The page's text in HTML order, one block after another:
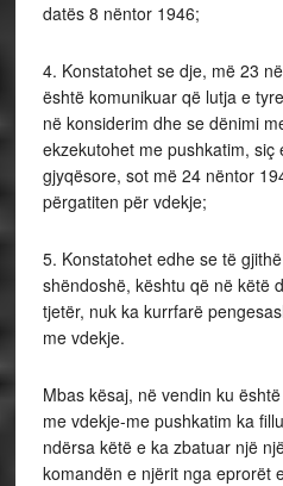
datës 8 nëntor 1946;
4. Konstatohet se dje, më 23
është komunikuar që lutja e
në konsiderim dhe se dënimi
ekzekutohet me pushkatim,
gjyqësore, sot më 24 nëntor
përgatiten për vdekje;
5. Konstatohet edhe se të
shëndoshë, kështu që në këtë
tjetër, nuk ka kurrfarë
me vdekje.
Mbas kësaj, në vendin ku
me vdekje-me pushkatim ka
ndërsa këtë e ka zbatuar një
komandën e njërit nga eprorët